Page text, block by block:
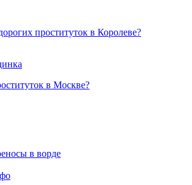
проституток в Королеве?
в Москве?